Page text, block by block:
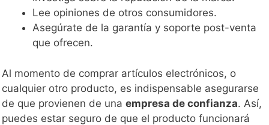
Lee opiniones de otros consumidores.
Asegúrate de la garantía y soporte post-venta
que ofrecen.
Al momento de comprar artículos electrónicos, o
cualquier otro producto, es indispensable asegurarse
de que provienen de una empresa de confianza. Así,
puedes estar seguro de que el producto funcionará